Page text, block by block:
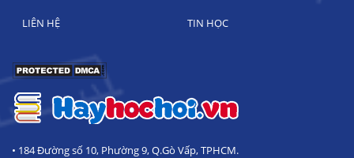
LIÊN HỆ TIN HỌC
• 184 Đường số 10, Phường 9, Q.Gò Vấp, TPHCM.